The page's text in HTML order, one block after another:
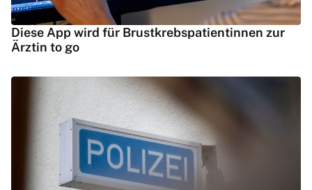
Diese App wird für Brustkrebspatientinnen zur
Ärztin to go